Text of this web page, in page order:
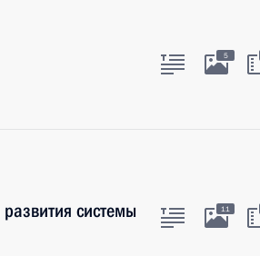
5
системы
11